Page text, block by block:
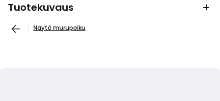
Tuotekuvaus
Näytä murupolku